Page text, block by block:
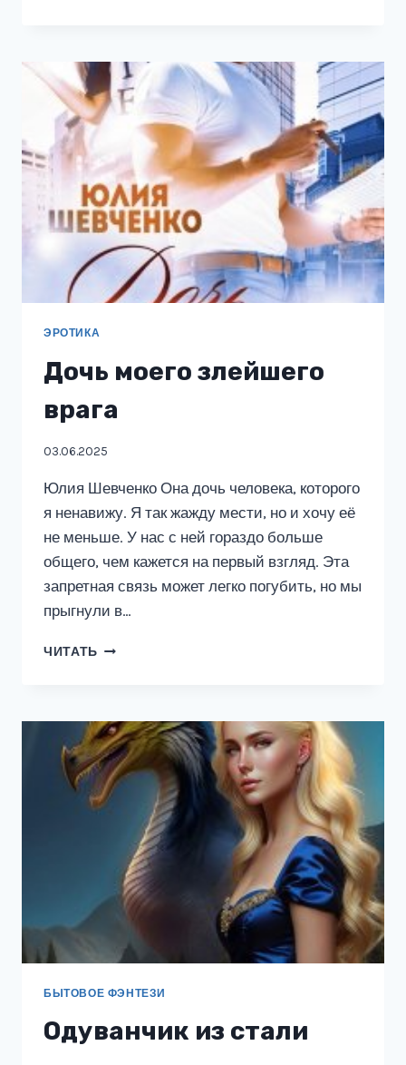
ЭРОТИКА
Дочь моего злейшего
врага
03.06.2025
Юлия Шевченко Она дочь человека, которого
я ненавижу. Я так жажду мести, но и хочу её
не меньше. У нас с ней гораздо больше
общего, чем кажется на первый взгляд. Эта
запретная связь может легко погубить, но мы
прыгнули в…
ЧИТАТЬ ДОЧЬ
БЫТОВОЕ ФЭНТЕЗИ
Одуванчик из стали